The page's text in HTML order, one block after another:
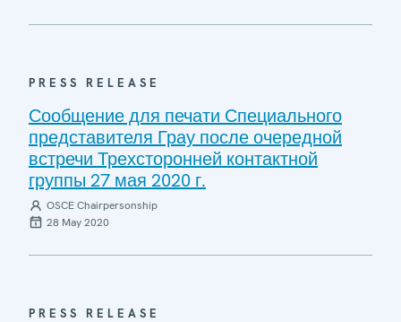
PRESS RELEASE
Сообщение для печати Специального
представителя Грау после очередной
встречи Трехсторонней контактной
группы 27 мая 2020 г.
OSCE Chairpersonship
28 May 2020
PRESS RELEASE